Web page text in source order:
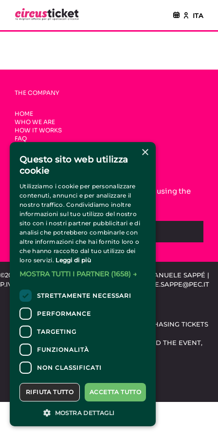
ITA
THE COMPANY
HOME
WHO WE ARE
HOW IT WORKS
FAQ
JOIN CIRCUSTICKET.IT
Increase your online visibility and start using the
CircusTicket.it promotion service
REQUEST INFORMATION
©2015-2024 CIRCUSTICKET.IT | SPEMCOM DI EMANUELE SAPPÉ |
P.IVA 11318020010 | REA TO-1203889 | EMANUELE.SAPPE@PEC.IT
CONTACTS
FOR INFORMATION AND SUPPORT IN PURCHASING TICKETS
FOR INFORMATION ON THE PROGRAM AND THE EVENT,
CONTACT THE
×
Questo sito web utilizza
cookie
Utilizziamo i cookie per personalizzare
contenuti, annunci e per analizzare il
nostro traffico. Condividiamo inoltre
informazioni sul tuo utilizzo del nostro
sito con i nostri partner pubblicitari e di
analisi che potrebbero combinarle con
altre informazioni che hai fornito loro o
che hanno raccolto dal tuo utilizzo dei
loro servizi. Leggi di più
MOSTRA TUTTI I PARTNER (1658) →
STRETTAMENTE NECESSARI
PERFORMANCE
TARGETING
FUNZIONALITÀ
NON CLASSIFICATI
ACCETTA TUTTO
RIFIUTA TUTTO
MOSTRA DETTAGLI